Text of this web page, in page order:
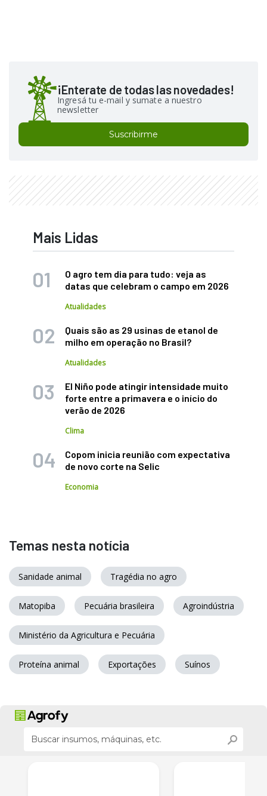
¡Enterate de todas las novedades!
Ingresá tu e-mail y sumate a nuestro
newsletter
Suscribirme
Mais Lidas
O agro tem dia para tudo: veja as
datas que celebram o campo em 2026
Atualidades
Quais são as 29 usinas de etanol de
milho em operação no Brasil?
Atualidades
El Niño pode atingir intensidade muito
forte entre a primavera e o início do
verão de 2026
Clima
Copom inicia reunião com expectativa
de novo corte na Selic
Economia
Temas nesta notícia
Sanidade animal Tragédia no agro
Matopiba Pecuária brasileira Agroindústria
Ministério da Agricultura e Pecuária
Proteína animal Exportações Suínos